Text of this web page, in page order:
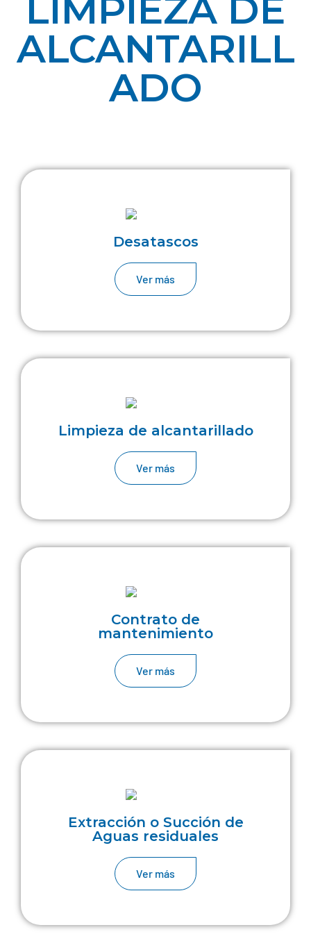
MÁS INFORMACIÓN
LIMPIEZA DE
ALCANTARILL
ADO
Desatascos
Ver más
Limpieza de alcantarillado
Ver más
Contrato de
mantenimiento
Ver más
Extracción o Succión de
Aguas residuales
Ver más